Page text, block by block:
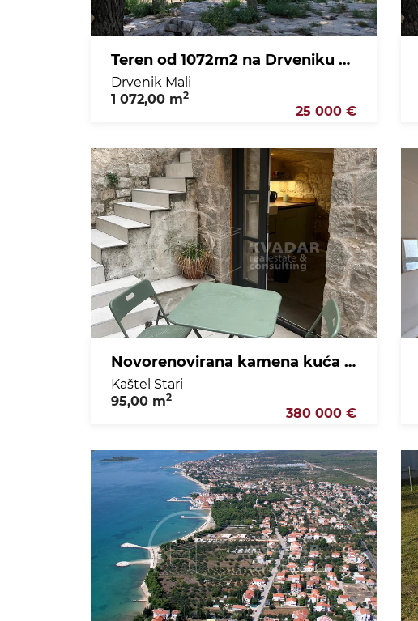
Teren od 1072m2 na Drveniku malom, predio Kantunine + poljoprivredni teren od 1313m2 na području Rata , nadomak Trogiru
Drvenik Mali
1 072,00 m2
25 000 €
Novorenovirana kamena kuća u centru Kaštel Starog
Kaštel Stari
95,00 m2
380 000 €